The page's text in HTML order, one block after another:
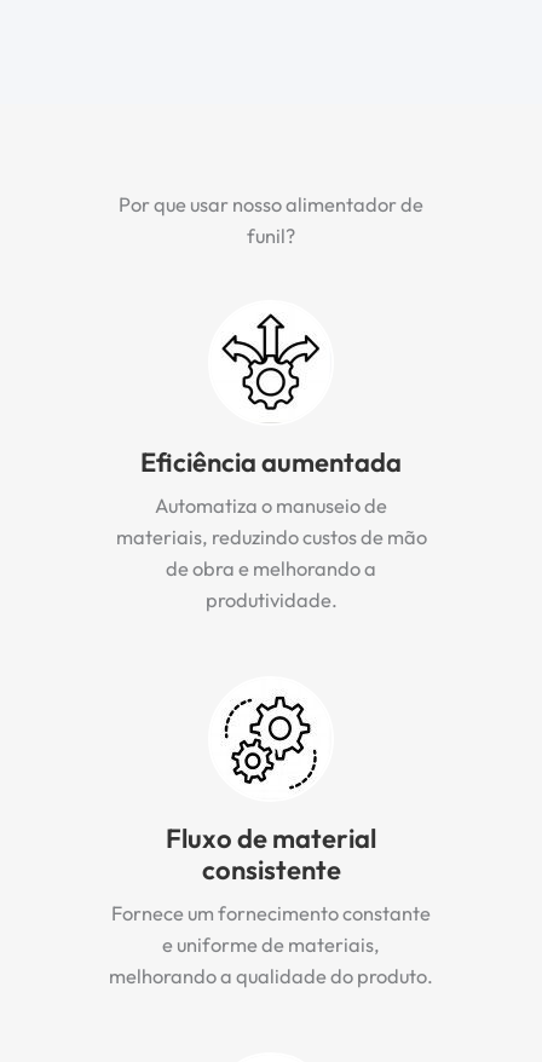
Por que usar nosso alimentador de
funil?
Eficiência aumentada
Automatiza o manuseio de
materiais, reduzindo custos de mão
de obra e melhorando a
produtividade.
Fluxo de material
consistente
Fornece um fornecimento constante
e uniforme de materiais,
melhorando a qualidade do produto.